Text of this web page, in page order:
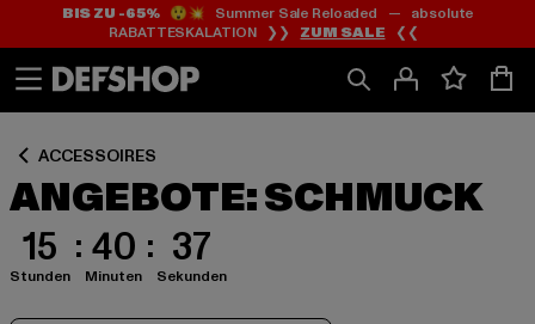
Zum
Inhalt
springen
Zum
Fußzeile
springen
BIS ZU -65%😲💥 Summer Sale Reloaded — absolute
RABATTESKALATION ❯❯ ZUM SALE ❮❮
ACCESSOIRES
ANGEBOTE: SCHMUCK
15
Stunden
40
Minuten
36
Sekunden
Zum
Produktraster
springen